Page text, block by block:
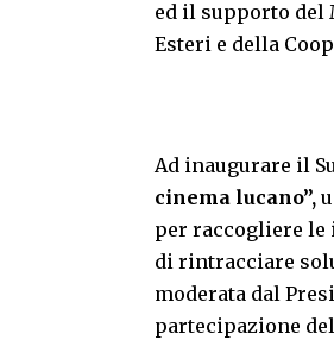
ed il supporto del
Esteri e della
Ad inaugurare il
cinema lucano”,
per raccogliere
di rintracciare
moderata dal
partecipazione